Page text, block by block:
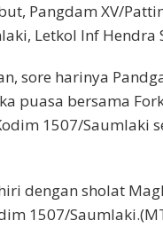
Pangdam XV/
Letkol Inf Hendra
sore harinya
puasa bersama
1507/Saumlaki
dengan sholat
1507/